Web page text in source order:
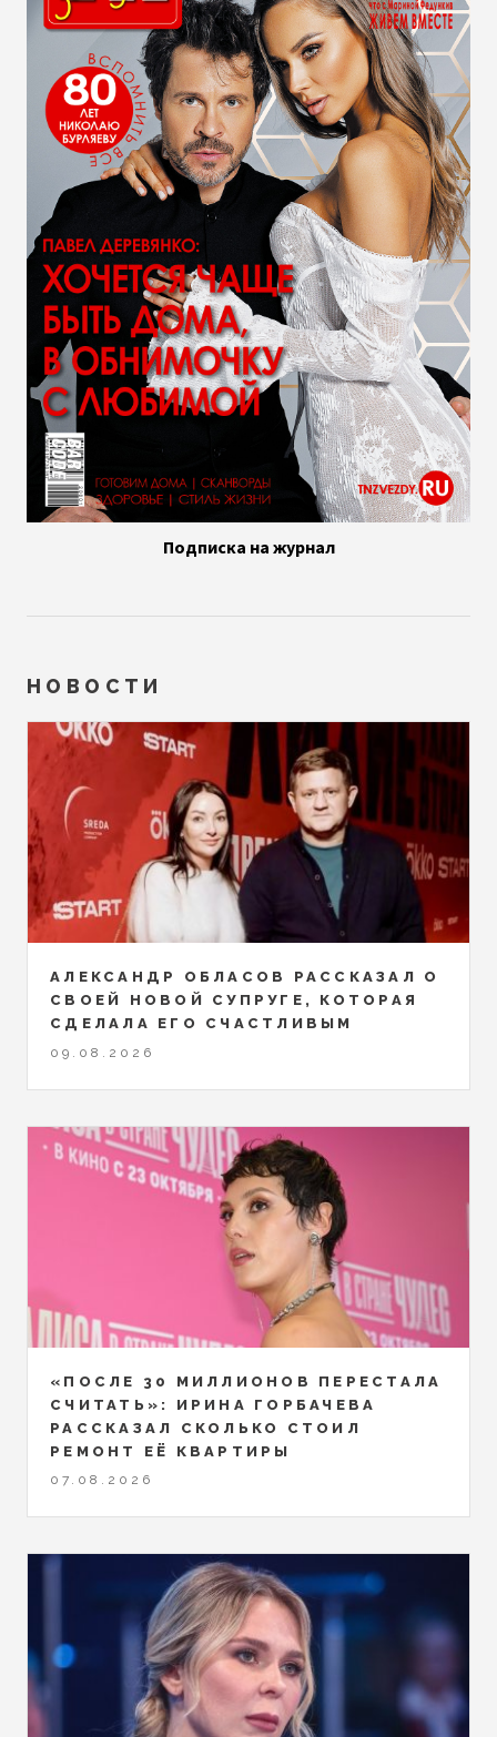
Подписка на журнал
НОВОСТИ
АЛЕКСАНДР ОБЛАСОВ РАССКАЗАЛ О
СВОЕЙ НОВОЙ СУПРУГЕ, КОТОРАЯ
СДЕЛАЛА ЕГО СЧАСТЛИВЫМ
09.08.2026
«ПОСЛЕ 30 МИЛЛИОНОВ ПЕРЕСТАЛА
СЧИТАТЬ»: ИРИНА ГОРБАЧЕВА
РАССКАЗАЛ СКОЛЬКО СТОИЛ
РЕМОНТ ЕЁ КВАРТИРЫ
07.08.2026